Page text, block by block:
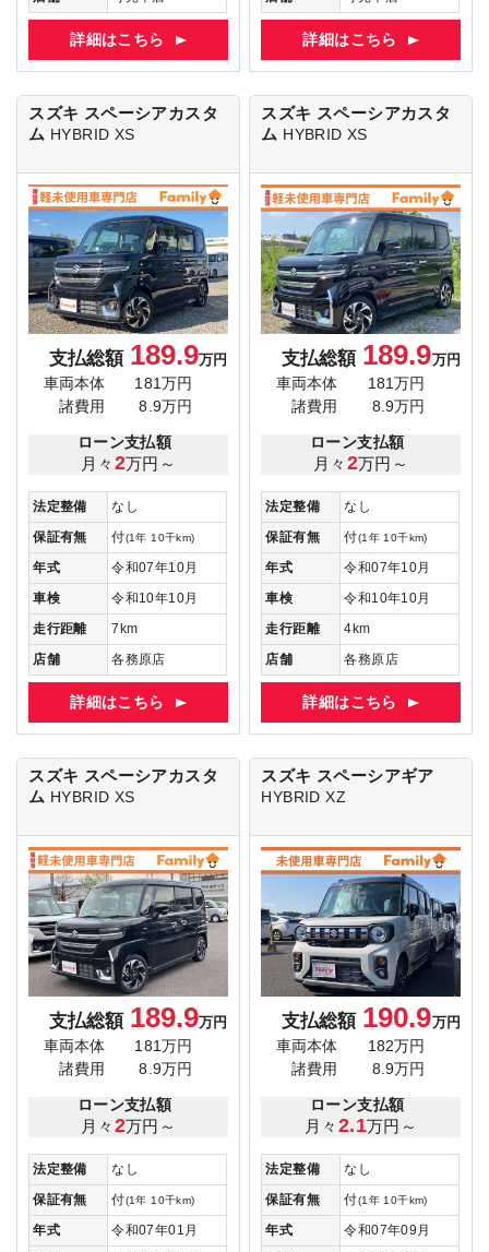
詳細はこちら 詳細はこちら
スズキ スペーシアカスタ
ム HYBRID XS
支払総額 189.9万円
車両本体
181万円
諸費用
8.9万円
ローン支払額
月々 2万円～
法定整備
なし
保証有無
付(1年 10千km)
年式
令和07年10月
車検
令和10年10月
走行距離
7km
店舗
各務原店
詳細はこちら
スズキ スペーシアカスタ
ム HYBRID XS
支払総額 189.9万円
車両本体
181万円
諸費用
8.9万円
ローン支払額
月々 2万円～
法定整備
なし
保証有無
付(1年 10千km)
年式
令和07年10月
車検
令和10年10月
走行距離
4km
店舗
各務原店
詳細はこちら
スズキ スペーシアカスタ
ム HYBRID XS
支払総額 189.9万円
車両本体
181万円
諸費用
8.9万円
ローン支払額
月々 2万円～
法定整備
なし
保証有無
付(1年 10千km)
年式
令和07年01月
スズキ スペーシアギア
HYBRID XZ
支払総額 190.9万円
車両本体
182万円
諸費用
8.9万円
ローン支払額
月々 2.1万円～
法定整備
なし
保証有無
付(1年 10千km)
年式
令和07年09月